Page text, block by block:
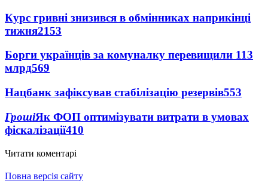
Курс гривні знизився в обмінниках наприкінці
тижня2153
Борги українців за комуналку перевищили 113
млрд569
Нацбанк зафіксував стабілізацію резервів553
ГрошіЯк ФОП оптимізувати витрати в умовах
фіскалізації410
Читати коментарі
Повна версія сайту